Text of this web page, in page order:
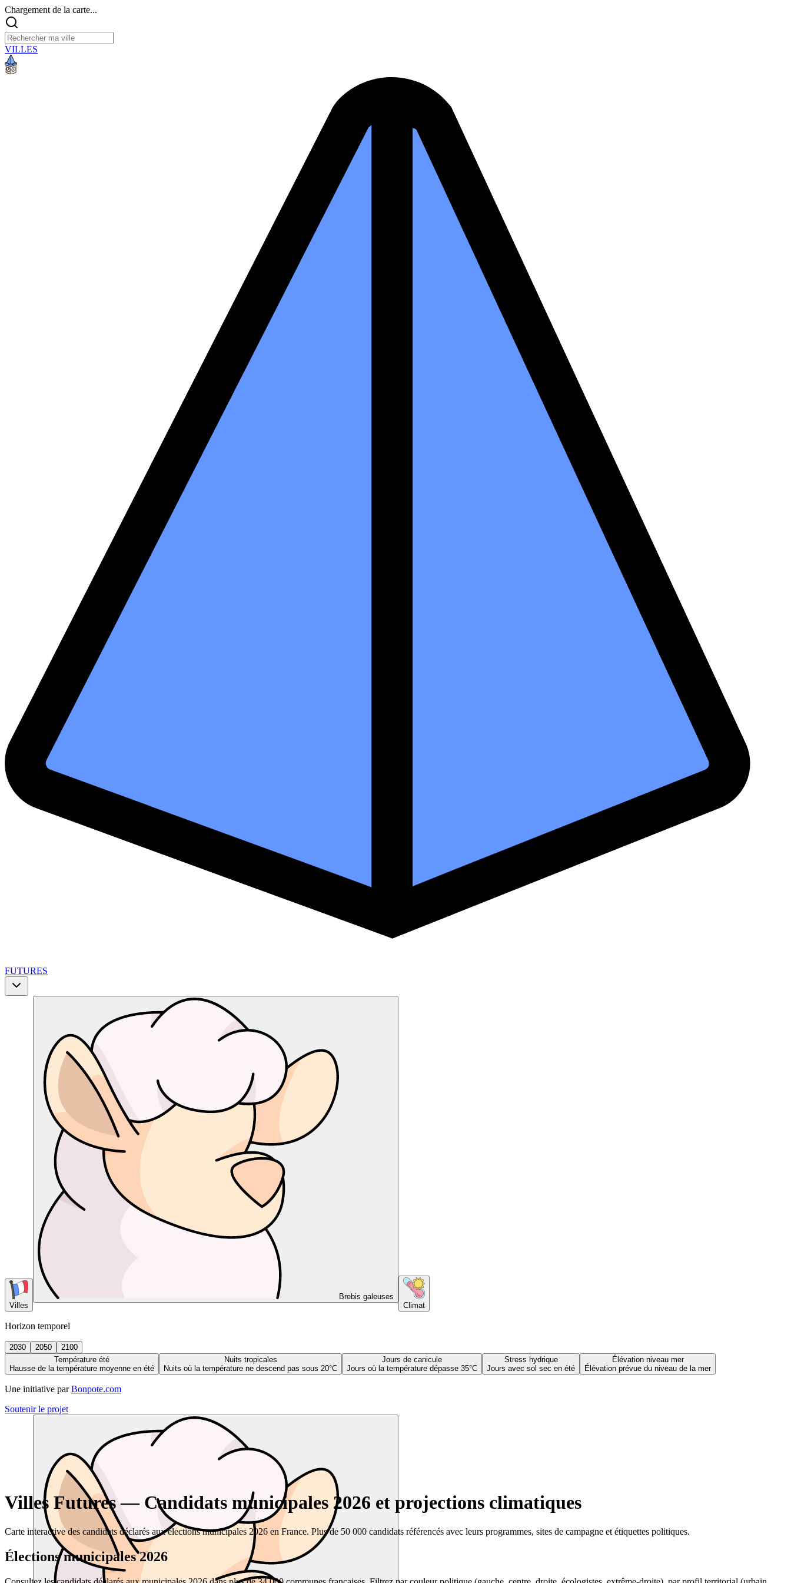
Chargement de la carte...
VILLES
FUTURES
Villes
Brebis galeuses
Climat
Horizon temporel
2030 2050
2100
Température été
Hausse de la température moyenne en été
Nuits tropicales
Nuits où la température ne descend pas sous 20°C
Jours de canicule
Jours où la température dépasse 35°C
Stress hydrique
Jours avec sol sec en été
Élévation niveau mer
Élévation prévue du niveau de la mer
Une initiative par Bonpote.com
Soutenir le projet
Villes Futures — Candidats municipales 2026 et projections climatiques
Carte interactive des candidats déclarés aux élections municipales 2026 en France. Plus de 50 000 candidats référencés avec leurs programmes, sites de campagne et étiquettes politiques.
Élections municipales 2026